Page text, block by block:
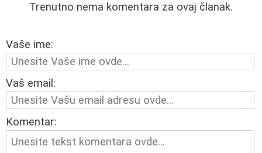
Trenutno nema komentara za ovaj članak.
Vaše ime:
Vaš email:
Komentar: